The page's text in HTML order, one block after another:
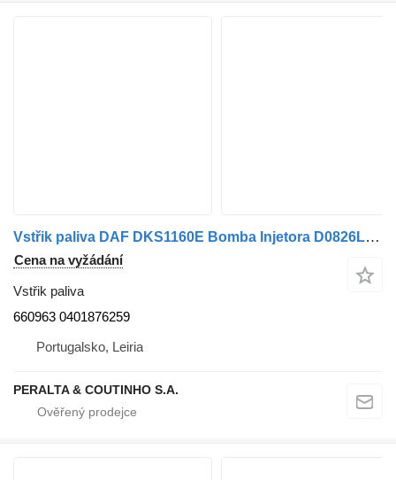
Vstřik paliva DAF DKS1160E Bomba Injetora D0826LF08 660963 pro nákladní auta DAF
Cena na vyžádání
Vstřik paliva
660963 0401876259
Portugalsko, Leiria
PERALTA & COUTINHO S.A.